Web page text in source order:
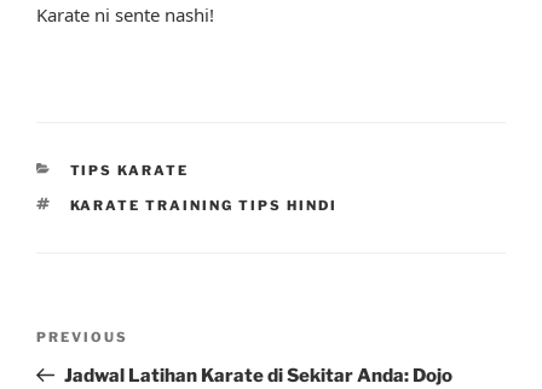
Karate ni sente nashi!
CATEGORIES
TIPS KARATE
TAGS
KARATE TRAINING TIPS HINDI
Previous
Post
PREVIOUS
Jadwal Latihan Karate di Sekitar Anda: Dojo